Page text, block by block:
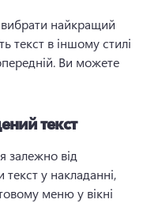
вибрати найкращий
текст в іншому стилі
Ви можете
текст
залежно від
у накладанні,
меню у вікні